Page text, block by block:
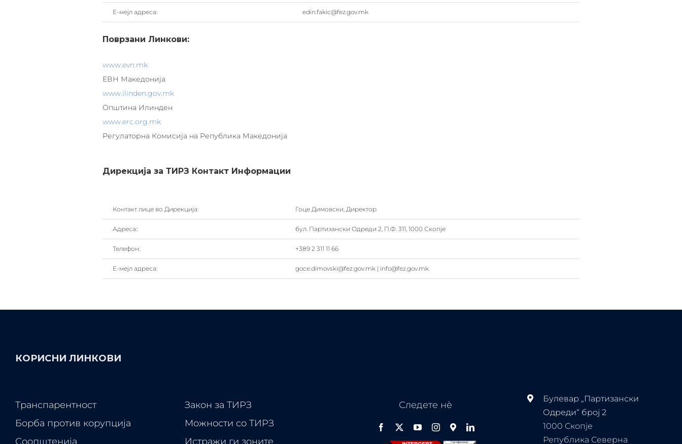
Е-мејл адреса: edin.fakic@fez.gov.mk
Поврзани Линкови:
www.evn.mk
ЕВН Македонија
www.ilinden.gov.mk
Општина Илинден
www.erc.org.mk
Регулаторна Комисија на Република Македонија
Дирекција за ТИРЗ Контакт Информации
Контакт лице во Дирекција: Гоце Димовски, Директор
Адреса:: бул. Партизански Одреди 2, П.Ф. 311, 1000 Скопје
Телефон: +389 2 311 11 66
Е-мејл адреса: goce.dimovski@fez.gov.mk | info@fez.gov.mk
КОРИСНИ ЛИНКОВИ
Транспарентност
Борба против корупција
Соопштенија
Закон за ТИРЗ
Можности со ТИРЗ
Истражи ги зоните
Следете нѐ
Булевар „Партизански
Одреди“ број 2
1000 Скопје
Република Северна